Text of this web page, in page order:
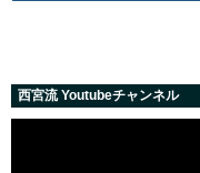
西宮流 Youtubeチャンネル